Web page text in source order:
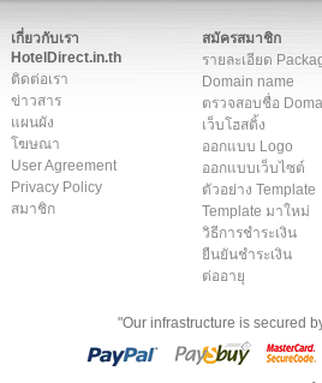
เกี่ยวกับเรา
HotelDirect.in.th
ติดต่อเรา
ข่าวสาร
แผนผัง
โฆษณา
User Agreement
Privacy Policy
สมาชิก
สมัครสมาชิก
รายละเอียด
Domain name
ตรวจสอบชื่อ
เว็บโฮสติ้ง
ออกแบบ Logo
ออกแบบเว็บไซต์
ตัวอย่าง Template
Template มาใหม่
วิธีการชำระเงิน
ยืนยันชำระเงิน
ต่ออายุ
"Our infrastructure is secured